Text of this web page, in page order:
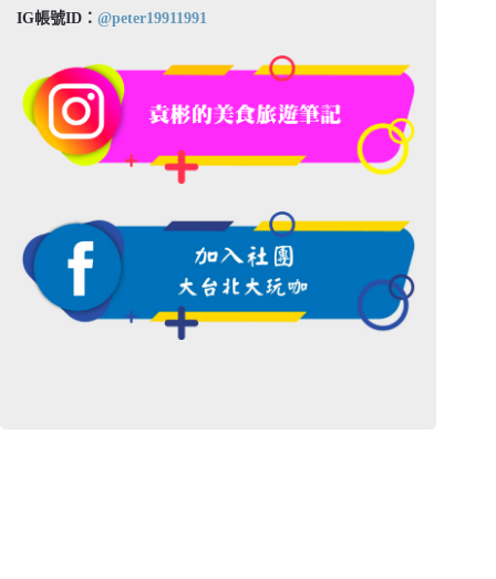
IG帳號ID： @peter19911991